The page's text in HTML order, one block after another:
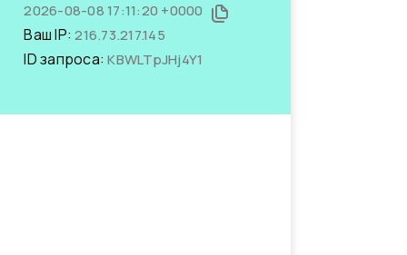
2026-08-08 17:11:20 +0000
Ваш IP:216.73.217.145
ID запроса:KBWLTpJHj4Y1